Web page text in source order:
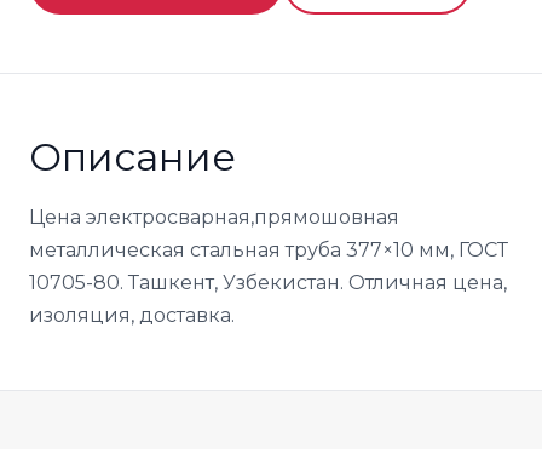
Описание
Цена электросварная,прямошовная
металлическая стальная труба 377×10 мм, ГОСТ
10705-80. Ташкент, Узбекистан. Отличная цена,
изоляция, доставка.